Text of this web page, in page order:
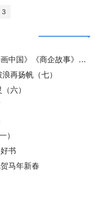
中国》《商企故事》开
再扬帆（七）
六）
）
书
马年新春
喜风、牟其姝、陈慧、王俊
3